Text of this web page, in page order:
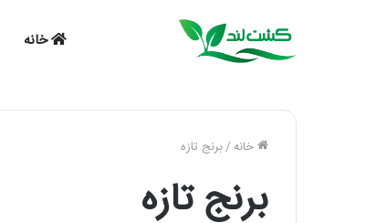
خانه
خانه/برنج تازه
برنج تازه